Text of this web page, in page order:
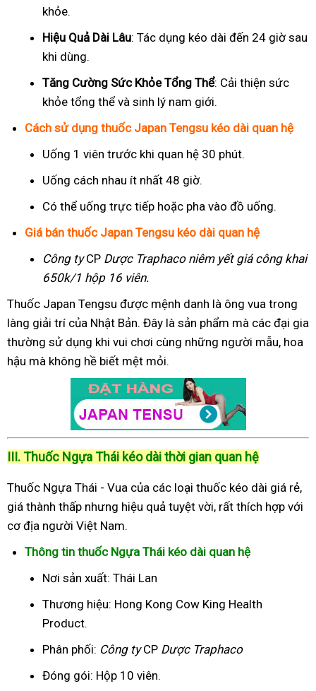
khỏe.
Hiệu Quả Dài Lâu: Tác dụng kéo dài đến 24 giờ sau
khi dùng.
Tăng Cường Sức Khỏe Tổng Thể: Cải thiện sức
khỏe tổng thể và sinh lý nam giới.
Cách sử dụng thuốc Japan Tengsu kéo dài quan hệ
Uống 1 viên trước khi quan hệ 30 phút.
Uống cách nhau ít nhất 48 giờ.
Có thể uống trực tiếp hoặc pha vào đồ uống.
Giá bán thuốc Japan Tengsu kéo dài quan hệ
Công tyCP Dược Traphaconiêm yết giá công khai
650k/1 hộp 16 viên.
Thuốc Japan Tengsu được mệnh danh là ông vua trong
làng giải trí của Nhật Bản. Đây là sản phẩm mà các đại gia
thường sử dụng khi vui chơi cùng những người mẫu, hoa
hậu mà không hề biết mệt mỏi.
III. Thuốc Ngựa Thái kéo dài thời gian quan hệ
Thuốc Ngựa Thái - Vua của các loại thuốc kéo dài giá rẻ,
giá thành thấp nhưng hiệu quả tuyệt vời, rất thích hợp với
cơ địa người Việt Nam.
Thông tin thuốc Ngựa Thái kéo dài quan hệ
Nơi sản xuất: Thái Lan
Thương hiệu: Hong Kong Cow King Health
Product.
Phân phối: Công tyCP Dược Traphaco
Đóng gói: Hộp 10 viên.